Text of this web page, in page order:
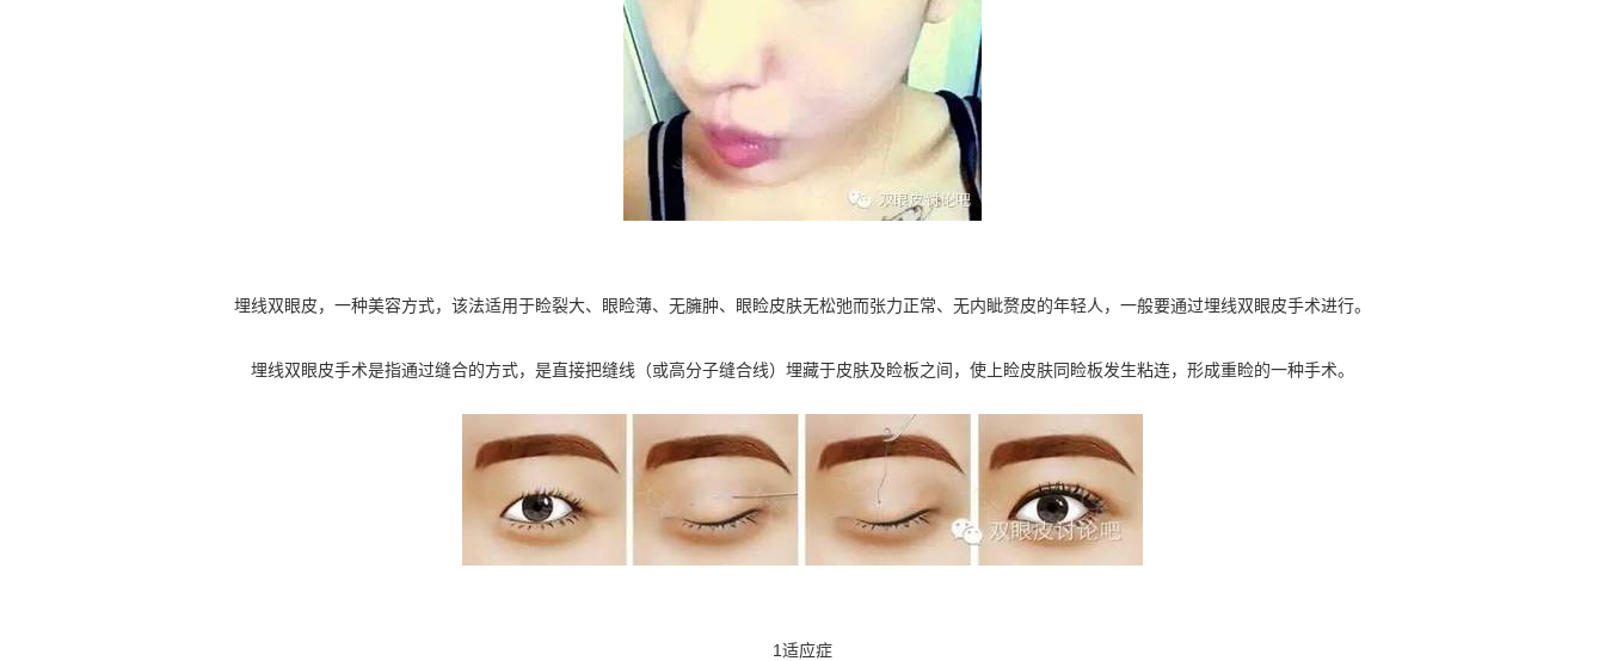
埋线双眼皮，一种美容方式，该法适用于睑裂大、眼睑薄、无臃肿、眼睑皮肤无松弛而张力正常、无内眦赘皮的年轻人，一般要通过埋线双眼皮手术进行。
埋线双眼皮手术是指通过缝合的方式，是直接把缝线（或高分子缝合线）埋藏于皮肤及睑板之间，使上睑皮肤同睑板发生粘连，形成重睑的一种手术。
1适应症